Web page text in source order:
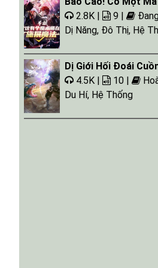
2.8K |
9 |
Dị Năng, Đô Thị, Hệ
Dị Giới Hối Đoái
4.5K |
10 |
Du Hí, Hệ Thống